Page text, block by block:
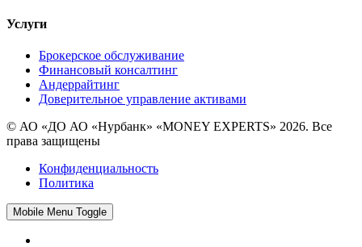
Услуги
Брокерское обслуживание
Финансовый консалтинг
Андеррайтинг
Доверительное управление активами
© АО «ДО АО «Нурбанк» «MONEY EXPERTS» 2026. Все
права защищены
Конфиденциальность
Политика
Mobile Menu Toggle